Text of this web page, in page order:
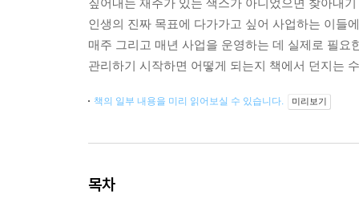
짚어내는 재주가 있는 색스가 아니었으면 찾아내
인생의 진짜 목표에 다가가고 싶어 사업하는 이들
매주 그리고 매년 사업을 운영하는 데 실제로 필
관리하기 시작하면 어떻게 되는지 책에서 던지는
책의 일부 내용을 미리 읽어보실 수 있습니다. 미리보기
목차